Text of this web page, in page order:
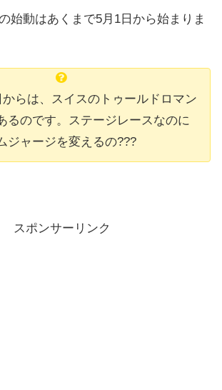
始動はあくまで5月1日から始まりま
からは、スイスのトゥールドロマン
るのです。ステージレースなのに
ジャージを変えるの???
スポンサーリンク